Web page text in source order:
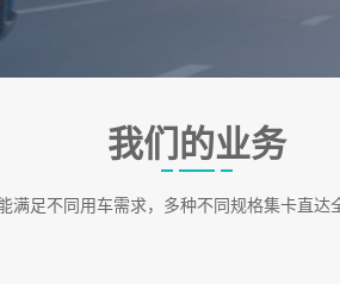
我们的业务
满足不同用车需求，多种不同规格集卡直达